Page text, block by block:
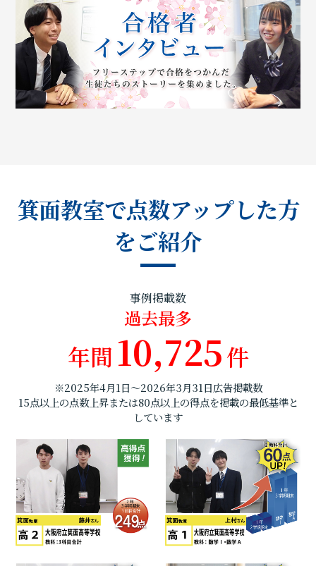
箕面教室で点数アップした方
をご紹介
事例掲載数
過去最多
年間 10,725件
※2025年4月1日～2026年3月31日広告掲載数
15点以上の点数上昇または80点以上の得点を掲載の最低基準と
しています